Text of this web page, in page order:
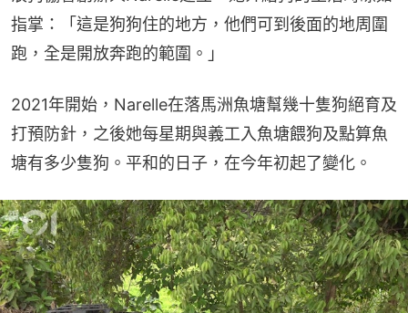
指掌：「這是狗狗住的地方，他們可到後面的地周圍
跑，全是開放奔跑的範圍。」
2021年開始，Narelle在落馬洲魚塘幫幾十隻狗絕育及
打預防針，之後她每星期與義工入魚塘餵狗及點算魚
塘有多少隻狗。平和的日子，在今年初起了變化。